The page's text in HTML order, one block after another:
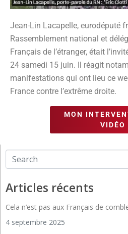
Jean-Lin Lacapelle, eurodéputé
Rassemblement national et
Français de l’étranger, était
24 samedi 15 juin. Il réagit
manifestations qui ont lieu ce
France contre l’extrême droite.
MON
VIDÉO
Articles récents
Cela n’est pas aux Français de
4 septembre 2025